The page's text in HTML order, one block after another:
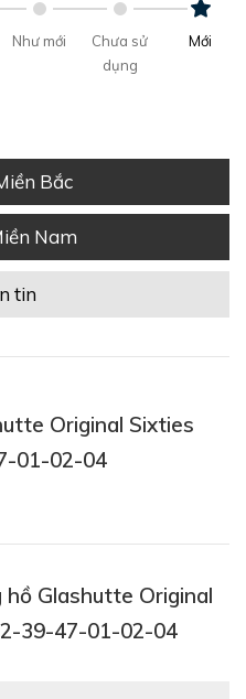
Như mới
Chưa sử
dụng
Mới
Bắc
Nam
tin
Original Sixties
01-02-04
Glashutte Original
39-47-01-02-04